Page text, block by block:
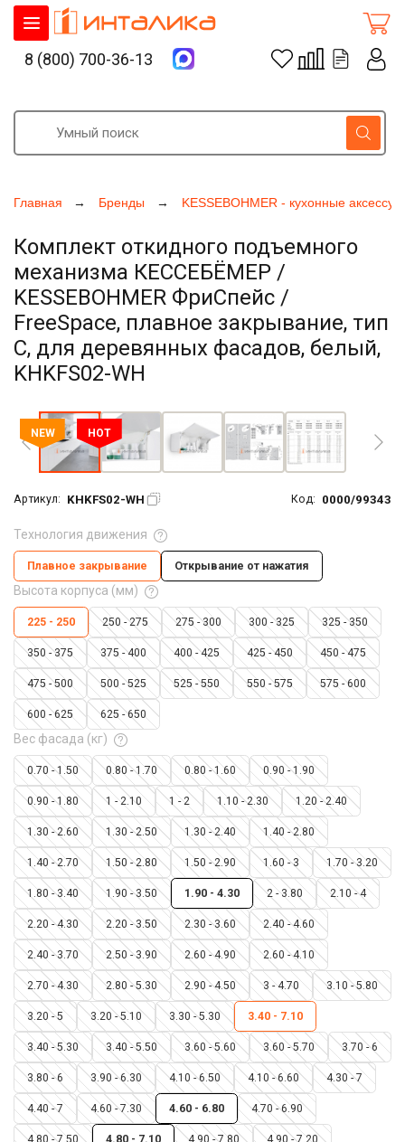
Главная Бренды KESSEBOHMER - кухонные
Комплект откидного подъемного
механизма КЕССЕБЁМЕР /
KESSEBOHMER ФриСпейс /
FreeSpace, плавное закрывание, тип
C, для деревянных фасадов, белый,
KHKFS02-WH
NEW HOT
Артикул: KHKFS02-WH Код: 0000/99343
Технология движения
Плавное закрывание Открывание от нажатия
Высота корпуса (мм)
225 - 250 250 - 275 275 - 300 300 - 325 325 - 350
350 - 375 375 - 400 400 - 425 425 - 450 450 - 475
475 - 500 500 - 525 525 - 550 550 - 575 575 - 600
600 - 625 625 - 650
Вес фасада (кг)
0.70 - 1.50 0.80 - 1.70 0.80 - 1.60 0.90 - 1.90
0.90 - 1.80 1 - 2.10 1 - 2 1.10 - 2.30 1.20 - 2.40
1.30 - 2.60 1.30 - 2.50 1.30 - 2.40 1.40 - 2.80
1.40 - 2.70 1.50 - 2.80 1.50 - 2.90 1.60 - 3 1.70 - 3.20
1.80 - 3.40 1.90 - 3.50 1.90 - 4.30 2 - 3.80 2.10 - 4
2.20 - 4.30 2.20 - 3.50 2.30 - 3.60 2.40 - 4.60
2.40 - 3.70 2.50 - 3.90 2.60 - 4.90 2.60 - 4.10
2.70 - 4.30 2.80 - 5.30 2.90 - 4.50 3 - 4.70 3.10 - 5.80
3.20 - 5 3.20 - 5.10 3.30 - 5.30 3.40 - 7.10
3.40 - 5.30 3.40 - 5.50 3.60 - 5.60 3.60 - 5.70 3.70 - 6
3.80 - 6 3.90 - 6.30 4.10 - 6.50 4.10 - 6.60 4.30 - 7
4.40 - 7 4.60 - 7.30 4.60 - 6.80 4.70 - 6.90
4.80 - 7.50 4.80 - 7.10 4.90 - 7.80 4.90 - 7.20
8 (800) 700-36-13